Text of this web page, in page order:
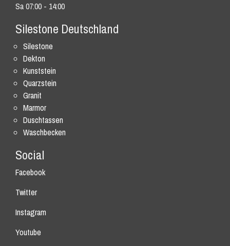
Sa 07:00 - 14:00
Silestone Deutschland
Silestone
Dekton
Kunststein
Quarzstein
Granit
Marmor
Duschtassen
Waschbecken
Social
Facebook
Twitter
Instagram
Youtube